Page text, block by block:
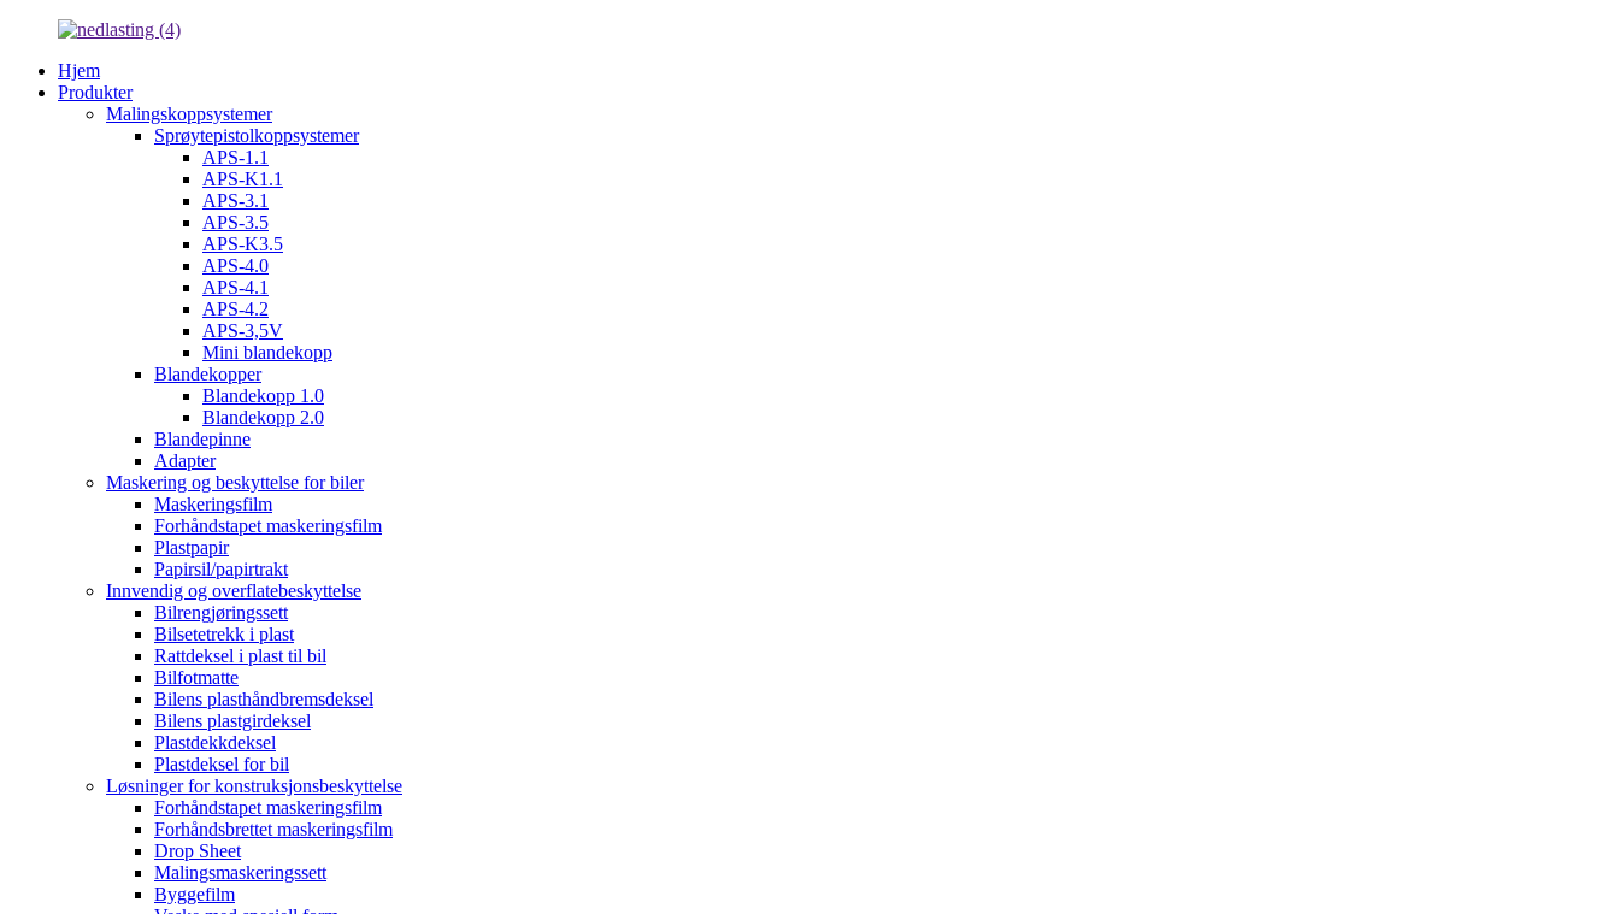
Hjem
Produkter
Malingskoppsystemer
Sprøytepistolkoppsystemer
APS-1.1
APS-K1.1
APS-3.1
APS-3.5
APS-K3.5
APS-4.0
APS-4.1
APS-4.2
APS-3,5V
Mini blandekopp
Blandekopper
Blandekopp 1.0
Blandekopp 2.0
Blandepinne
Adapter
Maskering og beskyttelse for biler
Maskeringsfilm
Forhåndstapet maskeringsfilm
Plastpapir
Papirsil/papirtrakt
Innvendig og overflatebeskyttelse
Bilrengjøringssett
Bilsetetrekk i plast
Rattdeksel i plast til bil
Bilfotmatte
Bilens plasthåndbremsdeksel
Bilens plastgirdeksel
Plastdekkdeksel
Plastdeksel for bil
Løsninger for konstruksjonsbeskyttelse
Forhåndstapet maskeringsfilm
Forhåndsbrettet maskeringsfilm
Drop Sheet
Malingsmaskeringssett
Byggefilm